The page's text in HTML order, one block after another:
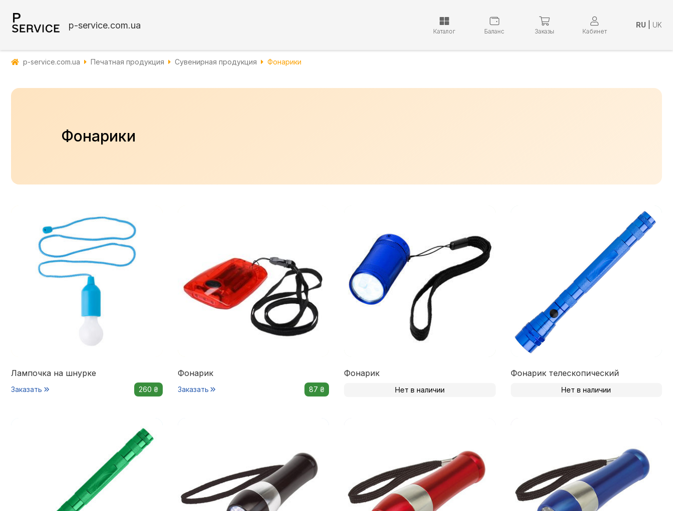
p-service.com.ua
Каталог Баланс Заказы Кабинет
RU UK
p-service.com.ua Печатная продукция Сувенирная продукция Фонарики
Фонарики
Лампочка на шнурке
Заказать 260 ₴
Фонарик
Заказать 87 ₴
Фонарик
Нет в наличии
Фонарик телескопический
Нет в наличии